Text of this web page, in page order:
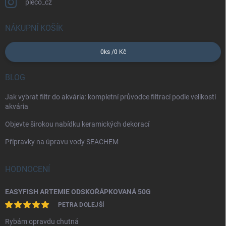
pleco_cz
NÁKUPNÍ KOŠÍK
0 ks /0 Kč
BLOG
Jak vybrat filtr do akvária: kompletní průvodce filtrací podle velikosti
akvária
Objevte širokou nabídku keramických dekorací
Přípravky na úpravu vody SEACHEM
HODNOCENÍ
EASYFISH ARTEMIE ODSKOŘÁPKOVANÁ 50G
PETRA DOLEJŠÍ
Rybám opravdu chutná